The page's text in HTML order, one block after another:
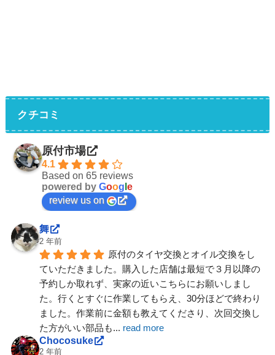
クチコミ
原付市場
4.1
Based on 65 reviews
powered by Goog e
review us on
舞
2 年前
原付のタイヤ交換とオイル交換をし
ていただきました。購入した店舗は最短で３月以降の
予約しか取れず、実家の近いこちらにお願いしまし
た。行くとすぐに作業してもらえ、30分ほどで終わり
ました。作業前に金額も教えてくださり、次回交換し
た方がいい部品も... read more
Chocosuke
2 年前